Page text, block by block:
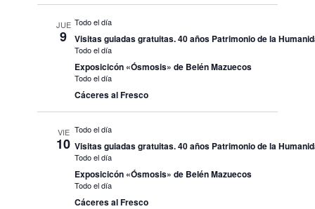
JUE
9
Todo el día
Visitas guiadas gratuitas. 40 años Patrimonio de la
Todo el día
Exposicicón «Ósmosis» de Belén Mazuecos
Todo el día
Cáceres al Fresco
VIE
10
Todo el día
Visitas guiadas gratuitas. 40 años Patrimonio de la
Todo el día
Exposicicón «Ósmosis» de Belén Mazuecos
Todo el día
Cáceres al Fresco